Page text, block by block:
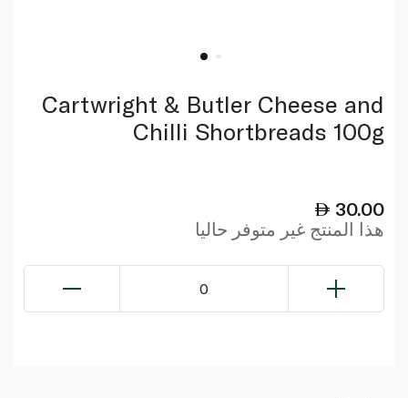
Cartwright & Butler Cheese and
Chilli Shortbreads 100g
30.00
هذا المنتج غير متوفر حاليا
0